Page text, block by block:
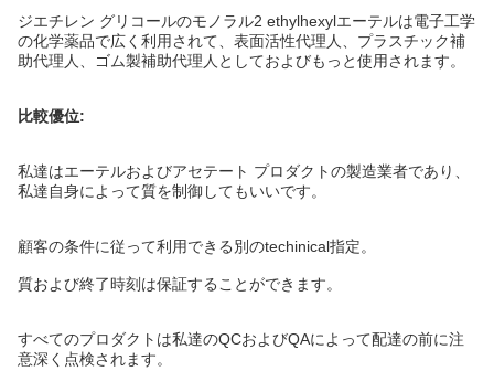
ジエチレン グリコールのモノラル2 ethylhexylエーテルは電子工学
の化学薬品で広く利用されて、表面活性代理人、プラスチック補
助代理人、ゴム製補助代理人としておよびもっと使用されます。
比較優位:
私達はエーテルおよびアセテート プロダクトの製造業者であり、
私達自身によって質を制御してもいいです。
顧客の条件に従って利用できる別のtechinical指定。
質および終了時刻は保証することができます。
すべてのプロダクトは私達のQCおよびQAによって配達の前に注
意深く点検されます。